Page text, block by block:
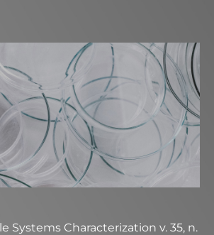
Systems Characterization v. 35, n.